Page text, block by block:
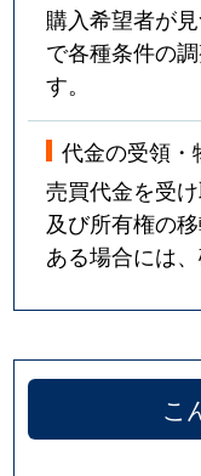
購入希望者が
で各種条件の
す。
代金の受領・
売買代金を受
及び所有権の
ある場合には
こ